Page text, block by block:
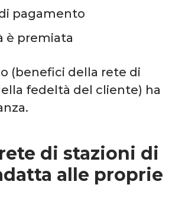
pagamento
è premiata
(benefici della rete di
fedeltà del cliente) ha
di stazioni di
alle proprie